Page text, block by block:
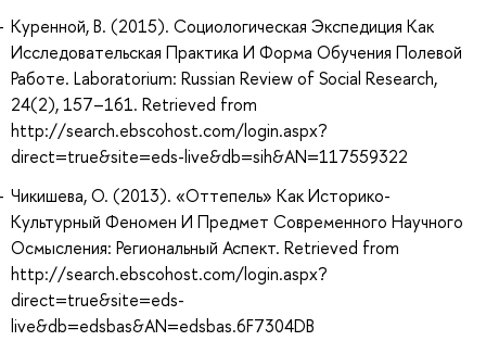
Куренной, В. (2015). Социологическая Экспедиция Как
Исследовательская Практика И Форма Обучения Полевой
Работе. Laboratorium: Russian Review of Social Research,
24(2), 157–161. Retrieved from
http://search.ebscohost.com/login.aspx?
direct=true&site=eds-live&db=sih&AN=117559322
Чикишева, О. (2013). «Оттепель» Как Историко-
Культурный Феномен И Предмет Современного Научного
Осмысления: Региональный Аспект. Retrieved from
http://search.ebscohost.com/login.aspx?
direct=true&site=eds-
live&db=edsbas&AN=edsbas.6F7304DB